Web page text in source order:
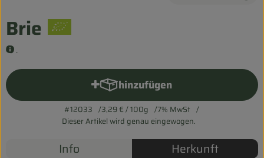
Obst & Gemüse
Kühltheke
Vorratskammer
Brie
.
hinzufügen
Produkt zum Warenkorb
#12033 3,29 €/ 100g
7% MwSt
Dieser Artikel wird genau eingewogen.
Info Herkunft